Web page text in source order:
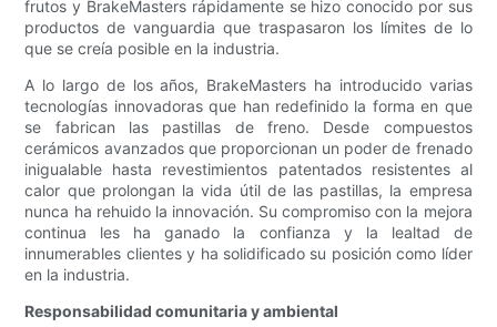
frutos y BrakeMasters rápidamente se hizo conocido por sus
productos de vanguardia que traspasaron los límites de lo
que se creía posible en la industria.
A lo largo de los años, BrakeMasters ha introducido varias
tecnologías innovadoras que han redefinido la forma en que
se fabrican las pastillas de freno. Desde compuestos
cerámicos avanzados que proporcionan un poder de frenado
inigualable hasta revestimientos patentados resistentes al
calor que prolongan la vida útil de las pastillas, la empresa
nunca ha rehuido la innovación. Su compromiso con la mejora
continua les ha ganado la confianza y la lealtad de
innumerables clientes y ha solidificado su posición como líder
en la industria.
Responsabilidad comunitaria y ambiental